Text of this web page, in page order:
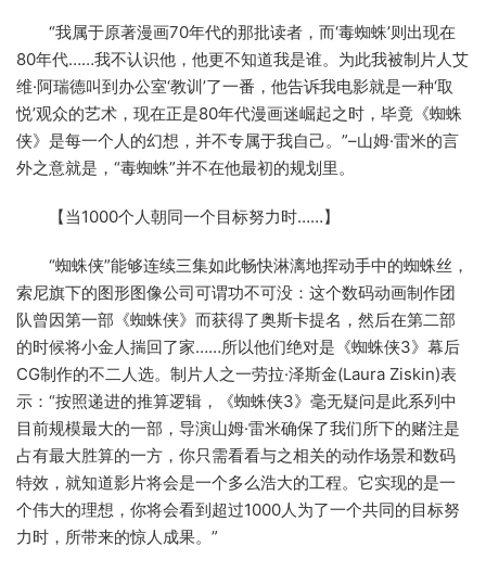
“我属于原著漫画70年代的那批读者，而‘毒蜘蛛’则出现在
80年代……我不认识他，他更不知道我是谁。为此我被制片人艾
维·阿瑞德叫到办公室‘教训’了一番，他告诉我电影就是一种‘取
悦’观众的艺术，现在正是80年代漫画迷崛起之时，毕竟《蜘蛛
侠》是每一个人的幻想，并不专属于我自己。”–山姆·雷米的言
外之意就是，“毒蜘蛛”并不在他最初的规划里。
【当1000个人朝同一个目标努力时……】
“蜘蛛侠”能够连续三集如此畅快淋漓地挥动手中的蜘蛛丝，
索尼旗下的图形图像公司可谓功不可没：这个数码动画制作团
队曾因第一部《蜘蛛侠》而获得了奥斯卡提名，然后在第二部
的时候将小金人揣回了家……所以他们绝对是《蜘蛛侠3》幕后
CG制作的不二人选。制片人之一劳拉·泽斯金(Laura Ziskin)表
示：“按照递进的推算逻辑，《蜘蛛侠3》毫无疑问是此系列中
目前规模最大的一部，导演山姆·雷米确保了我们所下的赌注是
占有最大胜算的一方，你只需看看与之相关的动作场景和数码
特效，就知道影片将会是一个多么浩大的工程。它实现的是一
个伟大的理想，你将会看到超过1000人为了一个共同的目标努
力时，所带来的惊人成果。”